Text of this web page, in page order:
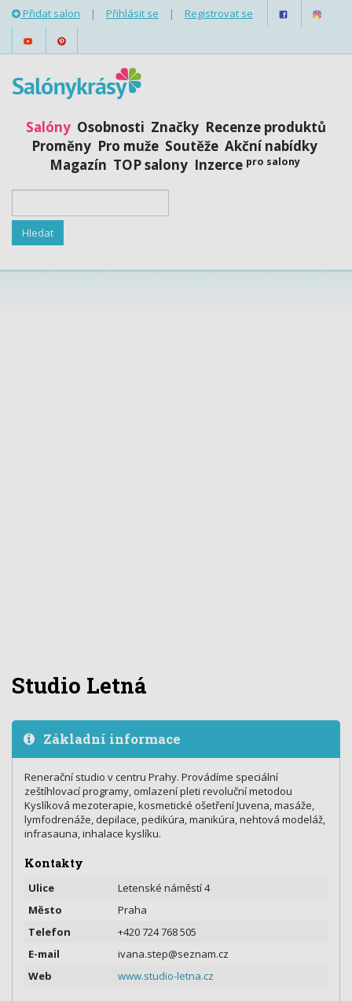
Přidat salon | Přihlásit se | Registrovat se
Salóny Osobnosti Značky Recenze produktů
Proměny Pro muže Soutěže Akční nabídky
Magazín TOP salony Inzerce pro salony
Studio Letná
Základní informace
Renerační studio v centru Prahy. Provádíme speciální
zeštíhlovací programy, omlazení pleti revoluční metodou
Kyslíková mezoterapie, kosmetické ošetření Juvena, masáže,
lymfodrenáže, depilace, pedikúra, manikúra, nehtová modeláž,
infrasauna, inhalace kyslíku.
Kontakty
Ulice
Letenské náměstí 4
Město
Praha
Telefon
+420 724 768 505
E-mail
ivana.step@seznam.cz
Web
www.studio-letna.cz